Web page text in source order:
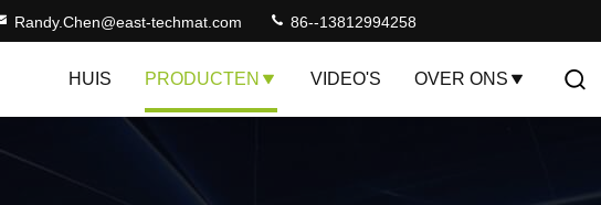
Randy.Chen@east-techmat.com 86--13812994258
HUIS PRODUCTEN VIDEO'S OVER ONS